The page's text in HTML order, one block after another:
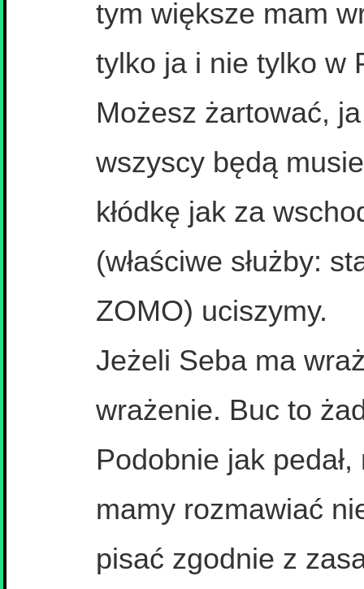
tym większe mam
tylko ja i nie tylko w
Możesz żartować,
wszyscy będą
kłódkę jak za
(właściwe służby:
ZOMO) uciszymy.
Jeżeli Seba ma
wrażenie. Buc to
Podobnie jak
mamy rozmawiać
pisać zgodnie z